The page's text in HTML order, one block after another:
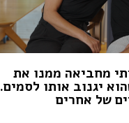
מחביאה ממנו את
יגנוב אותו לסמים.
של אחרים